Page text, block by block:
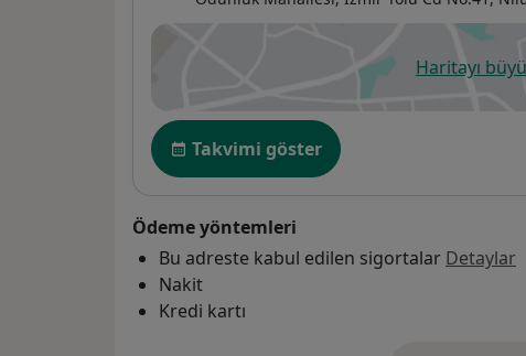
Haritayıyeni
Uygunluk
Takvimi göster
Ödeme yöntemleri
Bu adreste kabul edilen sigortalar Detaylar
Nakit
Kredi kartı